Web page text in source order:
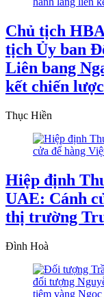
Chủ tịch
tịch Ủy ban
Liên bang
kết chiến
Thục Hiền
Hiệp định
UAE: Cánh
thị trường
Đình Hoà